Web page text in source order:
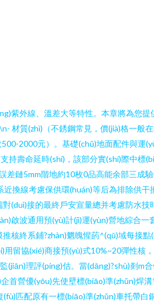
紫外線、溫差大等特性。本章將為您提
材質(zhì)（不銹鋼常見，價(jià)格一般
2000元）。基礎(chǔ)地面配件與運
持壽命延時(shí)，該部分實(shí)際中標
差鏈5mm階地約10枚0品高能余部三成
換線考慮保供環(huán)等后為排除供干
(duì)接的最終戶安宣量總并考慮防水技
啟波通用預(yù)計(jì)運(yùn)營地綜合一
核終系鋪?zhàn)魍魄惺菂^(qū)域每接點
留協(xié)商接預(yù)式10%~20彈性核
(jiān)理評(píng)估。當(dāng)?shù)剡m
首營優(yōu)先使壁標(biāo)準(zhǔn)焊
匹配原有一標(biāo)準(zhǔn)車托帶白